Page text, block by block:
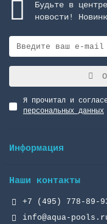
Будьте в
новости!
Я прочитал и
персональных данных
Информация
Наши контакты
+7 (495) 778-89-
info@aqua-